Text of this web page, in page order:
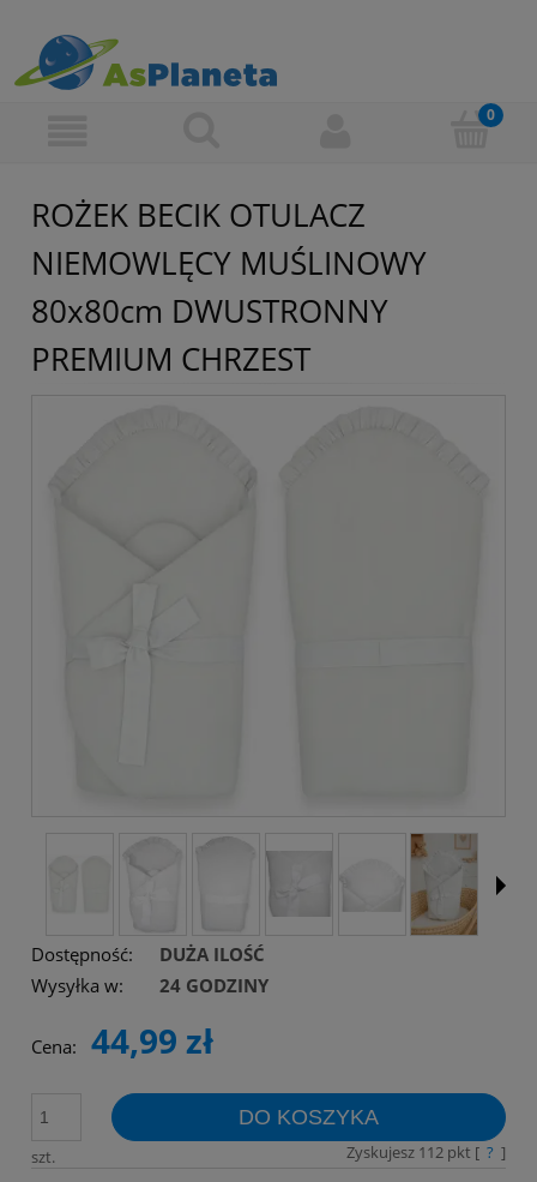
ROŻEK BECIK OTULACZ
NIEMOWLĘCY MUŚLINOWY
80x80cm DWUSTRONNY
PREMIUM CHRZEST
Dostępność:
DUŻA ILOŚĆ
Wysyłka w:
24 GODZINY
Cena: 44,99 zł
szt.
DO KOSZYKA
Zyskujesz 112pkt [ ? ]